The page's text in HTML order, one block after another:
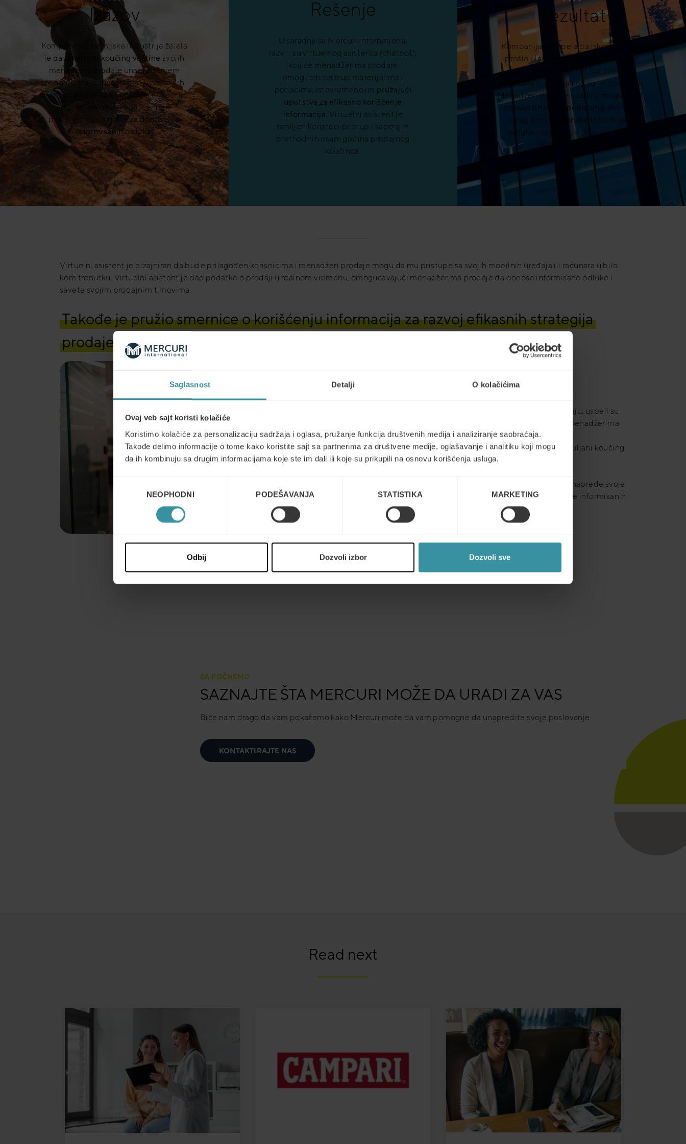
Saglasnost Detalji O kolačićima
Ovaj veb sajt koristi kolačiće
Koristimo kolačiće za personalizaciju sadržaja i oglasa, pružanje funkcija društvenih medija i analiziranje saobraćaja.
Takođe delimo informacije o tome kako koristite sajt sa partnerima za društvene medije, oglašavanje i analitiku koji mogu
da ih kombinuju sa drugim informacijama koje ste im dali ili koje su prikupili na osnovu korišćenja usluga.
сагласностиNEOPHODNI PODEŠAVANJA STATISTIKA MARKETING
Odbij Dozvoli izbor Dozvoli sve
Izazov
Kompanija iz hemijske industrije želela
je da unapredi koučing veštine svojih
menadžera prodaje unapređenjem
onoga, u šta je investirano u proteklih
osam godina kako bi postigla efikasniju
implementaciju i korišćenjem
postojećih podatakaza donošenje
informisanih odluka
Rešenje
U saradnji sa Mercuri International
razvili su virtuelnog asistenta (chatbot),
koji će menadžerima prodaje
omogućiti pristup materijalima i
podacima, istovremeno im pružajući
uputstva za efikasno korišćenje
informacija . Virtuelni asistent je
razvijen koristeći pristup i sadržaj iz
prethodnih osam godina prodajnog
koučinga.
Rezultat
Kompanija je uspela da iskoristi svoje
prošlo ulaganje u prodajni koučing i
poboljša svoj kvalitet korišćenjem
podataka o prodaji koji su im dostupni.
Menadžeri prodaje su bili u mogućnosti
da lako pristupe podacima, što im je
omogućilo
da donose informisane
odluke i obezbede ciljani koučing
svojim timovima.
Virtuelni asistent je dizajniran da bude prilagođen korisnicima i menadžeri prodaje mogu da mu pristupe sa svojih mobilnih uređaja ili računara u bilo
kom trenutku. Virtuelni asistent je dao podatke o prodaji u realnom vremenu, omogućavajući menadžerima prodaje da donose informisane odluke i
savete svojim prodajnim timovima.
Takođe je pružio smernice o korišćenju informacija za razvoj efikasnih strategija
prodaje i taktike.
Koristeći prošle treninge i fokusirajući se na implementaciju, uspeli su
da unaprede svoje koučing veštine. Virtuelni asistent je menadžerima
prodaje u realnom vremenu dostavljao podatke o prodaji,
omogućavajući im da budu bolje informisani i obezbede ciljani koučing
svojim timovima.
Ovo bi moglo biti korisno za sve kompanije koje žele da unaprede svoje
trenerske veštine koristeći aktuelne podatke za donošenje informisanih
DA POČNEMO
SAZNAJTE ŠTA MERCURI MOŽE DA URADI ZA VAS
Biće nam drago da vam pokažemo kako Mercuri može da vam pomogne da unapredite svoje poslovanje.
KONTAKTIRAJTE NAS
Read next